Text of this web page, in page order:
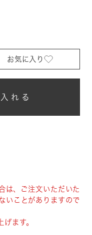
お気に入り
れる
は、ご注文いただいた
いことがありますので
ます。